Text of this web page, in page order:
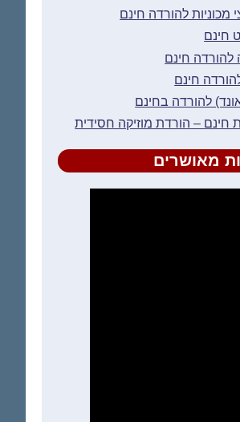
מכוניות להורדה חינם
חינם
להורדה חינם
חינם
להורדה בחינם
חינם – הורדת מוזיקה חסידית
מאושרים